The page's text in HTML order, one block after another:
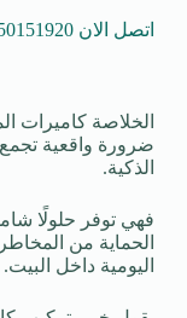
اتصل الان 50151920
الخلاصة كاميرات
ضرورة واقعية تجمع
الذكية.
فهي توفر حلولًا
الحماية من المخاطر
اليومية داخل البيت.